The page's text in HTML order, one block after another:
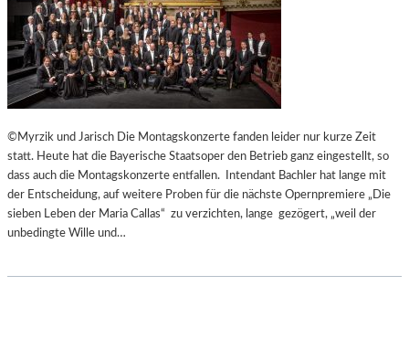
©Myrzik und Jarisch Die Montagskonzerte fanden leider nur kurze Zeit
statt. Heute hat die Bayerische Staatsoper den Betrieb ganz eingestellt, so
dass auch die Montagskonzerte entfallen. Intendant Bachler hat lange mit
der Entscheidung, auf weitere Proben für die nächste Opernpremiere „Die
sieben Leben der Maria Callas“ zu verzichten, lange gezögert, „weil der
unbedingte Wille und…